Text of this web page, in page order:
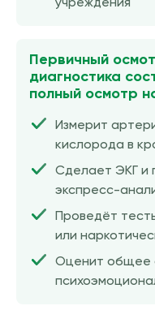
учреждения
Первичный
диагностика
полный осмотр
Измерит
кислорода в
Сделает ЭКГ и
экспресс-
Проведёт
или
Оценит общее